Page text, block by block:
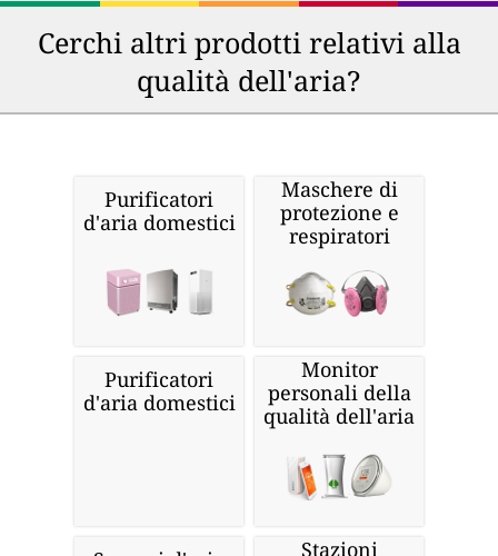
Cerchi altri prodotti relativi alla
qualità dell'aria?
Purificatori
d'aria domestici
Maschere di
protezione e
respiratori
Purificatori
d'aria domestici
Monitor
personali della
qualità dell'aria
Stazioni